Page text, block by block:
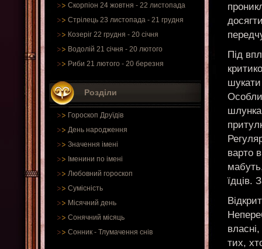
Скорпіон 24 жовтня - 22 листопада
Стрілець 23 листопада - 21 грудня
Козеріг 22 грудня - 20 січня
Водолій 21 січня - 20 лютого
Риби 21 лютого - 20 березня
Розділи
Гороскоп Друїдів
День народження
Значення імені
Іменини по імені
Любовний гороскоп
Сумісність
Місячний день
Сонячний місяць
Сонник - Тлумачення снів
Під
варто
їдців.
тих,